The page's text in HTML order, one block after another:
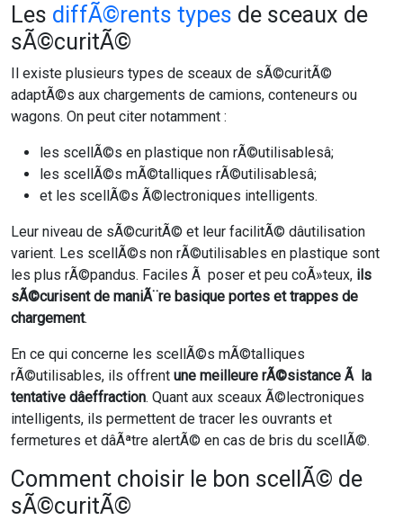
Les diffÃ©rents types de sceaux de
sÃ©curitÃ©
Il existe plusieurs types de sceaux de sÃ©curitÃ©
adaptÃ©s aux chargements de camions, conteneurs ou
wagons. On peut citer notamment :
les scellÃ©s en plastique non rÃ©utilisablesâ;
les scellÃ©s mÃ©talliques rÃ©utilisablesâ;
et les scellÃ©s Ã©lectroniques intelligents.
Leur niveau de sÃ©curitÃ© et leur facilitÃ© dâutilisation
varient. Les scellÃ©s non rÃ©utilisables en plastique sont
les plus rÃ©pandus. Faciles Ã poser et peu coÃ»teux, ils
sÃ©curisent de maniÃ¨re basique portes et trappes de
chargement.
En ce qui concerne les scellÃ©s mÃ©talliques
rÃ©utilisables, ils offrent une meilleure rÃ©sistance Ã la
tentative dâeffraction. Quant aux sceaux Ã©lectroniques
intelligents, ils permettent de tracer les ouvrants et
fermetures et dâÃªtre alertÃ© en cas de bris du scellÃ©.
Comment choisir le bon scellÃ© de
sÃ©curitÃ©